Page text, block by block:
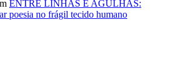
ENTRE LINHAS E AGULHAS:
poesia no frágil tecido humano